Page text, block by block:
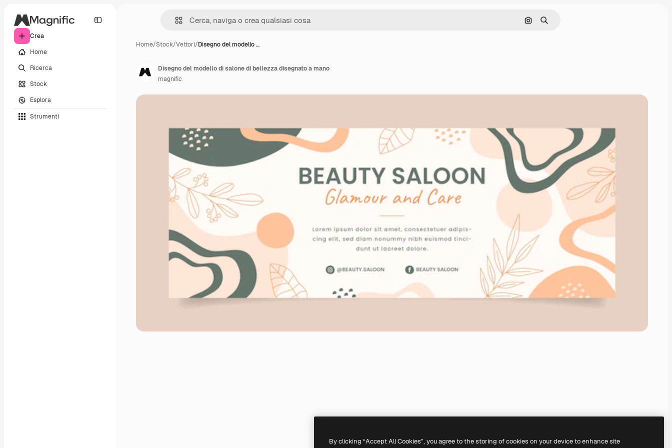
Crea
Home
Ricerca
Stock
Esplora
Strumenti
Cerca per immagine
Ricerca
Home/Stock/Vettori/Disegno del modello …
Disegno del modello di salone di bellezza disegnato a mano
magnific
By clicking “Accept All Cookies”, you agree to the storing of cookies on your device to enhance site